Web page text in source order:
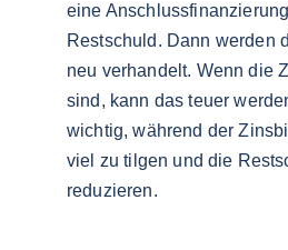
eine
Restschuld. Dann werden
neu verhandelt. Wenn die
sind, kann das teuer
wichtig, während der
viel zu tilgen und die
reduzieren.